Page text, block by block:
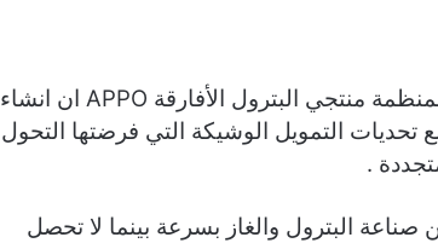
ومن جانبه قال دكتور عمر فاروق إبراهيم، الأمين العام لمنظمة منتجي البترول الأفارقة APPO ان انشاء
تحديات التمويل الوشيكة التي فرضتها التحول
.
صناعة البترول والغاز بسرعة بينما لا تحصل